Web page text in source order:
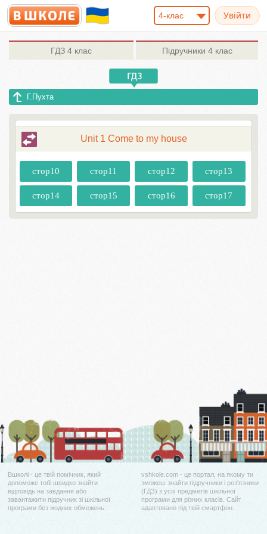
4-клас
ГДЗ 4 клас Підручники 4 клас
Г.Пухта
Unit 1 Come to my house
стор10 стор11 стор12 стор13
стор14 стор15 стор16 стор17
Вшколі - це твій помічник, який
допоможе тобі швидко знайти
відповідь на завдання або
завантажити підручник зі шкільної
програми без жодних обмежень.
vshkole.com - це портал, на якому ти
зможеш знайти підручники і роз'язники
(ГДЗ) з усіх предметів шкільної
програми для різних класів. Сайт
адаптовано під твій смартфон.